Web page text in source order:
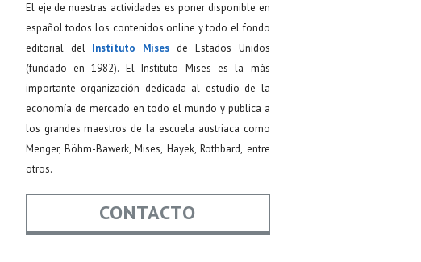
El eje de nuestras actividades es poner disponible en
español todos los contenidos online y todo el fondo
editorial del Instituto Mises de Estados Unidos
(fundado en 1982). El Instituto Mises es la más
importante organización dedicada al estudio de la
economía de mercado en todo el mundo y publica a
los grandes maestros de la escuela austriaca como
Menger, Böhm-Bawerk, Mises, Hayek, Rothbard, entre
otros.
CONTACTO